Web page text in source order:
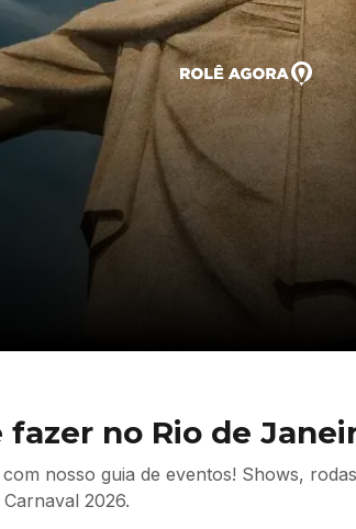
no Rio de
nosso guia de eventos! Shows,
2026.